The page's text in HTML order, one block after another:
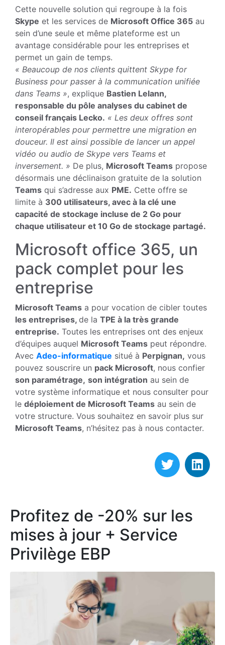
Cette nouvelle solution qui regroupe à la fois
Skype et les services de Microsoft Office 365 au
sein d’une seule et même plateforme est un
avantage considérable pour les entreprises et
permet un gain de temps.
« Beaucoup de nos clients quittent Skype for
Business pour passer à la communication unifiée
dans Teams », explique Bastien Lelann,
responsable du pôle analyses du cabinet de
conseil français Lecko. « Les deux offres sont
interopérables pour permettre une migration en
douceur. Il est ainsi possible de lancer un appel
vidéo ou audio de Skype vers Teams et
inversement. » De plus, Microsoft Teams propose
désormais une déclinaison gratuite de la solution
Teams qui s’adresse aux PME. Cette offre se
limite à 300 utilisateurs, avec à la clé une
capacité de stockage incluse de 2 Go pour
chaque utilisateur et 10 Go de stockage partagé.
Microsoft office 365, un
pack complet pour les
entreprise
Microsoft Teams a pour vocation de cibler toutes
les entreprises, de la TPE à la très grande
entreprise. Toutes les entreprises ont des enjeux
d’équipes auquel Microsoft Teams peut répondre.
Avec Adeo-informatique situé à Perpignan, vous
pouvez souscrire un pack Microsoft, nous confier
son paramétrage, son intégration au sein de
votre système informatique et nous consulter pour
le déploiement de Microsoft Teams au sein de
votre structure. Vous souhaitez en savoir plus sur
Microsoft Teams, n’hésitez pas à nous contacter.
Profitez de -20% sur les
mises à jour + Service
Privilège EBP